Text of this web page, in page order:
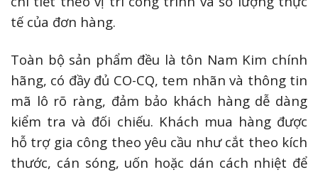
tế của đơn hàng.
Toàn bộ sản phẩm đều là tôn Nam Kim chính
hãng, có đầy đủ CO-CQ, tem nhãn và thông tin
mã lô rõ ràng, đảm bảo khách hàng dễ dàng
kiểm tra và đối chiếu. Khách mua hàng được
hỗ trợ gia công theo yêu cầu như cắt theo kích
thước, cán sóng, uốn hoặc dán cách nhiệt để